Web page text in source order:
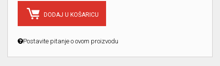
DODAJ U KOŠARICU
Postavite pitanje o ovom proizvodu